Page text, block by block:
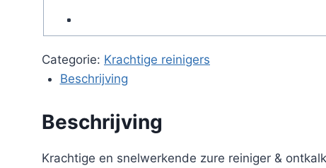
Categorie: Krachtige reinigers
Beschrijving
Beschrijving
Krachtige en snelwerkende zure reiniger &